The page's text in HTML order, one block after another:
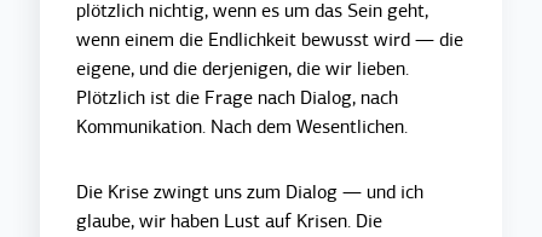
plötzlich nichtig, wenn es um das Sein geht,
wenn einem die Endlichkeit bewusst wird — die
eigene, und die derjenigen, die wir lieben.
Plötzlich ist die Frage nach Dialog, nach
Kommunikation. Nach dem Wesentlichen.
Die Krise zwingt uns zum Dialog — und ich
glaube, wir haben Lust auf Krisen. Die